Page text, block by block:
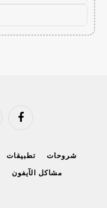
فيسبوك
شروحات تطبيقات
مشاكل الآيفون